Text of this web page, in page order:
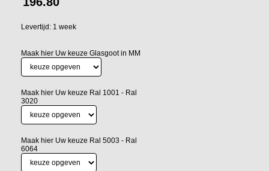
Levertijd: 1 week
Maak hier Uw keuze Glasgoot in MM
Maak hier Uw keuze Ral 1001 - Ral
3020
Maak hier Uw keuze Ral 5003 - Ral
6064